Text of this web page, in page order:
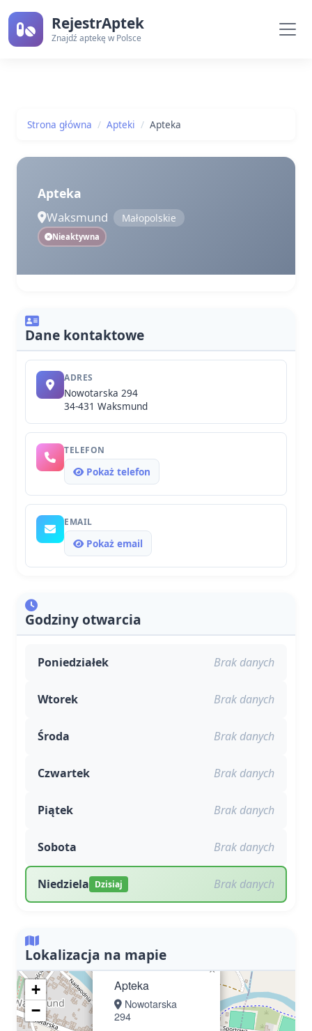
RejestrAptek
Znajdź aptekę w Polsce
Strona główna Apteki Apteka
Apteka
Waksmund Małopolskie
Nieaktywna
Dane kontaktowe
ADRES
Nowotarska 294
34-431 Waksmund
TELEFON
Pokaż telefon
EMAIL
Pokaż email
Godziny otwarcia
Poniedziałek Brak danych
Wtorek Brak danych
Środa Brak danych
Czwartek Brak danych
Piątek Brak danych
Sobota Brak danych
Niedziela Dzisiaj Brak danych
Lokalizacja na mapie
Apteka
Nowotarska
294
×
+
−